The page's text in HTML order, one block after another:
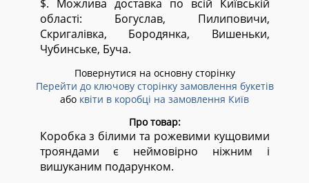
$. Можлива доставка по всій Київській
області: Богуслав, Пилиповичи,
Скригалівка, Бородянка, Вишеньки,
Чубинське, Буча.
Повернутися на основну сторінку
Перейти до ключову сторінку замовлення букетів
або квіти в коробці на замовлення Київ
Про товар:
Коробка з білими та рожевими кущовими
трояндами є неймовірно ніжним і
вишуканим подарунком.